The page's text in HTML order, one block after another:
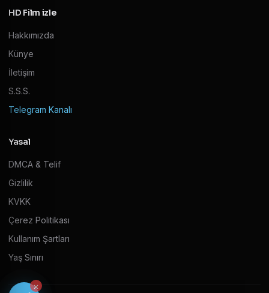
HD Film izle
Hakkımızda
Künye
İletişim
S.S.S.
Telegram Kanalı
Yasal
DMCA & Telif
Gizlilik
KVKK
Çerez Politikası
Kullanım Şartları
Yaş Sınırı
×